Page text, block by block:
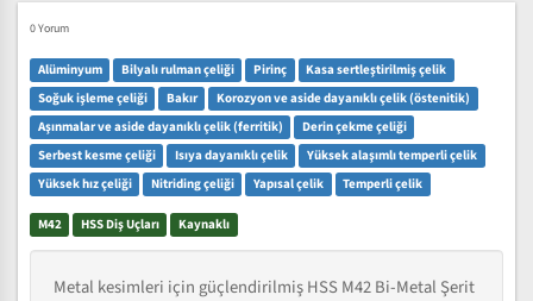
0 Yorum
Alüminyum Bilyalı rulman çeliği Pirinç
Kasa sertleştirilmiş çelik
Soğuk işleme çeliği
Bakır
Korozyon ve aside dayanıklı çelik (östenitik)
Aşınmalar ve aside dayanıklı çelik (ferritik)
Derin çekme çeliği
Serbest kesme çeliği
Isıya dayanıklı çelik
Yüksek alaşımlı temperli çelik
Yüksek hız çeliği
Nitriding çeliği Yapısal çelik Temperli çelik
M42 HSS Diş Uçları Kaynaklı
Metal kesimleri için güçlendirilmiş HSS M42 Bi-Metal Şerit